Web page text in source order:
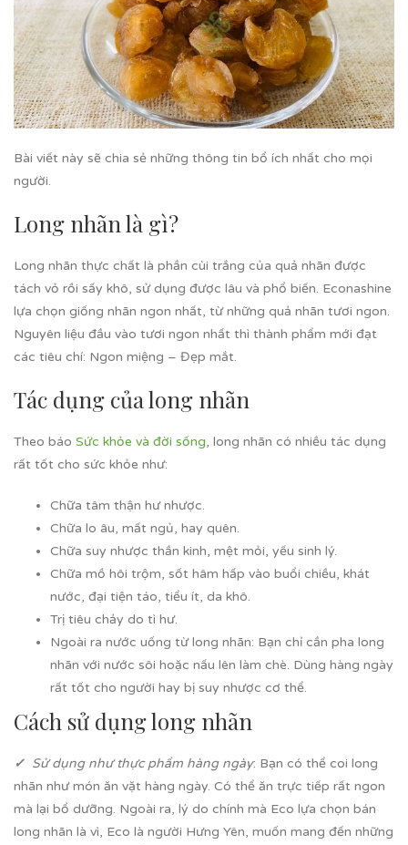
Bài viết này sẽ chia sẻ những thông tin bổ ích nhất cho mọi
người.
Long nhãn là gì?
Long nhãn thực chất là phần cùi trắng của quả nhãn được
tách vỏ rồi sấy khô, sử dụng được lâu và phổ biến. Econashine
lựa chọn giống nhãn ngon nhất, từ những quả nhãn tươi ngon.
Nguyên liệu đầu vào tươi ngon nhất thì thành phẩm mới đạt
các tiêu chí: Ngon miệng – Đẹp mắt.
Tác dụng của long nhãn
Theo báo Sức khỏe và đời sống, long nhãn có nhiều tác dụng
rất tốt cho sức khỏe như:
Chữa tâm thận hư nhược.
Chữa lo âu, mất ngủ, hay quên.
Chữa suy nhược thần kinh, mệt mỏi, yếu sinh lý.
Chữa mồ hôi trộm, sốt hâm hấp vào buổi chiều, khát
nước, đại tiện táo, tiểu ít, da khô.
Trị tiêu chảy do tì hư.
Ngoài ra nước uống từ long nhãn: Bạn chỉ cần pha long
nhãn với nước sôi hoặc nấu lên làm chè. Dùng hàng ngày
rất tốt cho người hay bị suy nhược cơ thể.
Cách sử dụng long nhãn
✓ Sử dụng như thực phẩm hàng ngày: Bạn có thể coi long
nhãn như món ăn vặt hàng ngày. Có thể ăn trực tiếp rất ngon
mà lại bổ dưỡng. Ngoài ra, lý do chính mà Eco lựa chọn bán
long nhãn là vì, Eco là người Hưng Yên, muốn mang đến những